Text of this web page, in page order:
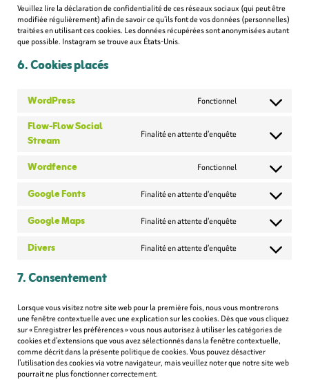
Veuillez lire la déclaration de confidentialité de ces réseaux sociaux (qui peut être
modifiée régulièrement) afin de savoir ce qu’ils font de vos données (personnelles)
traitées en utilisant ces cookies. Les données récupérées sont anonymisées autant
que possible. Instagram se trouve aux États-Unis.
6. Cookies placés
WordPress Fonctionnel
Consent
wordpress
Flow-Flow Social
Stream
Finalité en attente d’enquête
Consent
Wordfence Fonctionnel
Consent
Google Fonts Finalité en attente d’enquête
Consent
Google Maps Finalité en attente d’enquête
Consent
Divers Finalité en attente d’enquête
Consent
7. Consentement
Lorsque vous visitez notre site web pour la première fois, nous vous montrerons
une fenêtre contextuelle avec une explication sur les cookies. Dès que vous cliquez
sur « Enregistrer les préférences » vous nous autorisez à utiliser les catégories de
cookies et d’extensions que vous avez sélectionnés dans la fenêtre contextuelle,
comme décrit dans la présente politique de cookies. Vous pouvez désactiver
l’utilisation des cookies via votre navigateur, mais veuillez noter que notre site web
pourrait ne plus fonctionner correctement.